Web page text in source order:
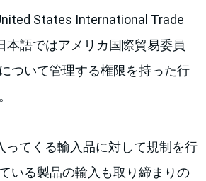
States International Trade
本語ではアメリカ国際貿易委員
ついて管理する権限を持った行
ってくる輸入品に対して規制を行
いる製品の輸入も取り締まりの